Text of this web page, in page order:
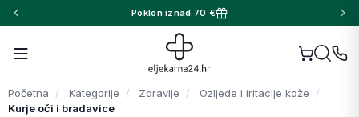
Poklon iznad 70 €
Početna Kategorije Zdravlje
Ozljede i iritacije kože
Kurje oči i bradavice